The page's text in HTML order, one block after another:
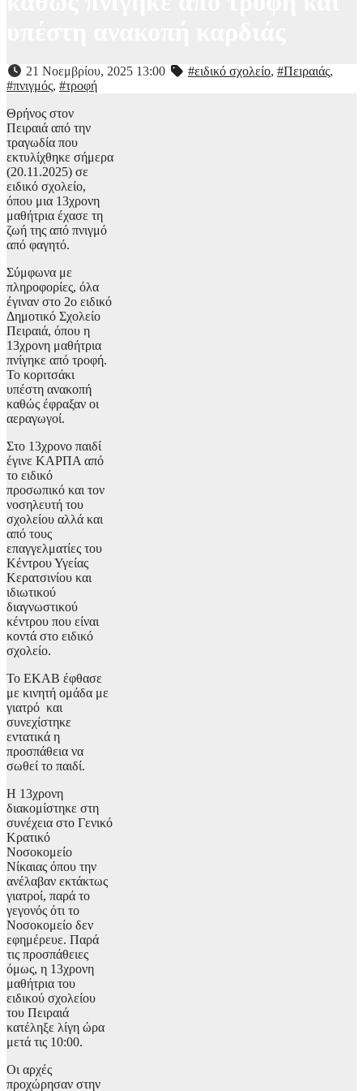
21 Νοεμβρίου, 2025 13:00 #ειδικό σχολείο, #Πειραιάς,
#πνιγμός, #τροφή
Θρήνος στον
Πειραιά από την
τραγωδία που
εκτυλίχθηκε σήμερα
(20.11.2025) σε
ειδικό σχολείο,
όπου μια 13χρονη
μαθήτρια έχασε τη
ζωή της από πνιγμό
από φαγητό.
Σύμφωνα με
πληροφορίες, όλα
έγιναν στο 2ο ειδικό
Δημοτικό Σχολείο
Πειραιά, όπου η
13χρονη μαθήτρια
πνίγηκε από τροφή.
Το κοριτσάκι
υπέστη ανακοπή
καθώς έφραξαν οι
αεραγωγοί.
Στο 13χρονο παιδί
έγινε ΚΑΡΠΑ από
το ειδικό
προσωπικό και τον
νοσηλευτή του
σχολείου αλλά και
από τους
επαγγελματίες του
Κέντρου Υγείας
Κερατσινίου και
ιδιωτικού
διαγνωστικού
κέντρου που είναι
κοντά στο ειδικό
σχολείο.
Το ΕΚΑΒ έφθασε
με κινητή ομάδα με
γιατρό και
συνεχίστηκε
εντατικά η
προσπάθεια να
σωθεί το παιδί.
Η 13χρονη
διακομίστηκε στη
συνέχεια στο Γενικό
Κρατικό
Νοσοκομείο
Νίκαιας όπου την
ανέλαβαν εκτάκτως
γιατροί, παρά το
γεγονός ότι το
Νοσοκομείο δεν
εφημέρευε. Παρά
τις προσπάθειες
όμως, η 13χρονη
μαθήτρια του
ειδικού σχολείου
του Πειραιά
κατέληξε λίγη ώρα
μετά τις 10:00.
Οι αρχές
προχώρησαν στην